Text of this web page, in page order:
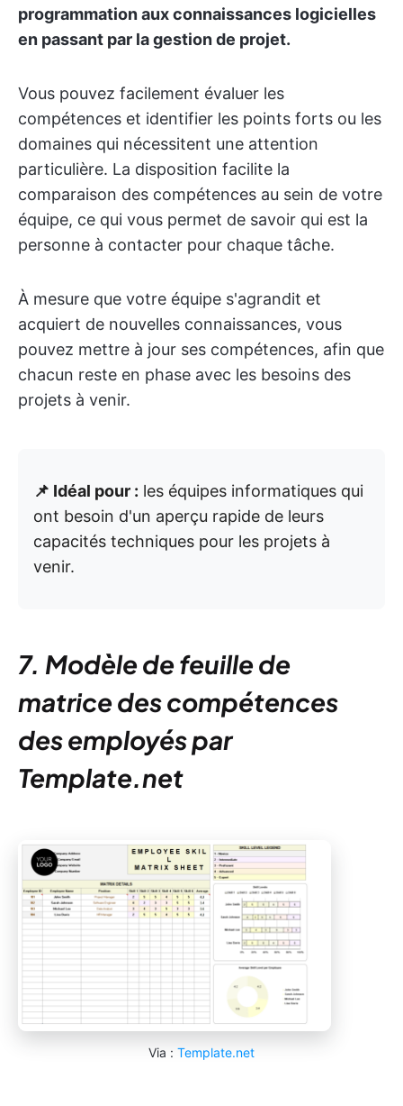
programmation aux connaissances logicielles
en passant par la gestion de projet.
Vous pouvez facilement évaluer les
compétences et identifier les points forts ou les
domaines qui nécessitent une attention
particulière. La disposition facilite la
comparaison des compétences au sein de votre
équipe, ce qui vous permet de savoir qui est la
personne à contacter pour chaque tâche.
À mesure que votre équipe s'agrandit et
acquiert de nouvelles connaissances, vous
pouvez mettre à jour ses compétences, afin que
chacun reste en phase avec les besoins des
projets à venir.
📌 Idéal pour : les équipes informatiques qui
ont besoin d'un aperçu rapide de leurs
capacités techniques pour les projets à
venir.
7. Modèle de feuille de
matrice des compétences
des employés par
Template.net
Via : Template.net